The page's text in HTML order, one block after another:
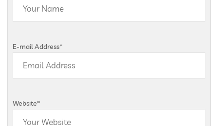
E-mail Address*
Website*